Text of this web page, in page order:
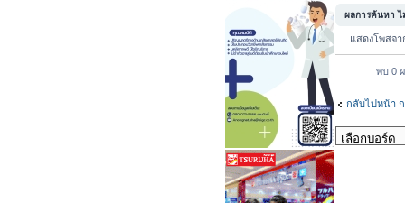
ผลการค้นหา
แสดงโพสจ
พบ 0
กลับไปหน้า